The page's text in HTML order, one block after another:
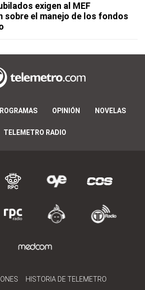
exigen al MEF
sobre el manejo de los fondos
OPINIÓN NOVELAS
TELEMETRO RADIO
HISTORIA DE TELEMETRO